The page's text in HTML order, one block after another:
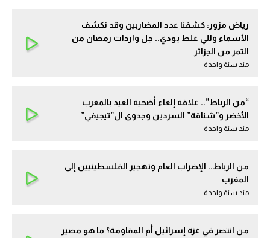
رياض مزور: كشفنا عدد المضاربين وقد نكشف
الأسماء وللي غلط يودي.. جل واردات رمضان من
التمر من الجزائر
مند سنة واحدة
“من الرباط”.. علاقة إلغاء أضحية العيد بالمغرب
الأخضر و”شناقة” السردين وجدوى ال”تيجيفي”
مند سنة واحدة
من الرباط.. الإضراب العام وتهجير الفلسطينيين إلى
المغرب
مند سنة واحدة
من انتصر في غزة إسرائيل أم المقاومة؟ ما هو مصير